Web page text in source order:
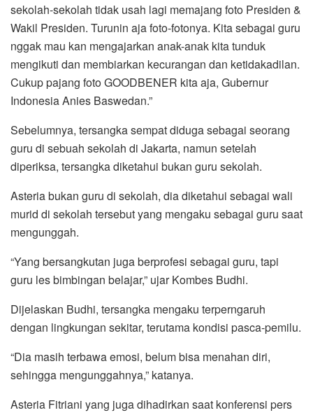
sekolah-sekolah tidak usah lagi memajang foto Presiden &
Wakil Presiden. Turunin aja foto-fotonya. Kita sebagai guru
nggak mau kan mengajarkan anak-anak kita tunduk
mengikuti dan membiarkan kecurangan dan ketidakadilan.
Cukup pajang foto GOODBENER kita aja, Gubernur
Indonesia Anies Baswedan.”
Sebelumnya, tersangka sempat diduga sebagai seorang
guru di sebuah sekolah di Jakarta, namun setelah
diperiksa, tersangka diketahui bukan guru sekolah.
Asteria bukan guru di sekolah, dia diketahui sebagai wali
murid di sekolah tersebut yang mengaku sebagai guru saat
mengunggah.
“Yang bersangkutan juga berprofesi sebagai guru, tapi
guru les bimbingan belajar,” ujar Kombes Budhi.
Dijelaskan Budhi, tersangka mengaku terperngaruh
dengan lingkungan sekitar, terutama kondisi pasca-pemilu.
“Dia masih terbawa emosi, belum bisa menahan diri,
sehingga mengunggahnya,” katanya.
Asteria Fitriani yang juga dihadirkan saat konferensi pers